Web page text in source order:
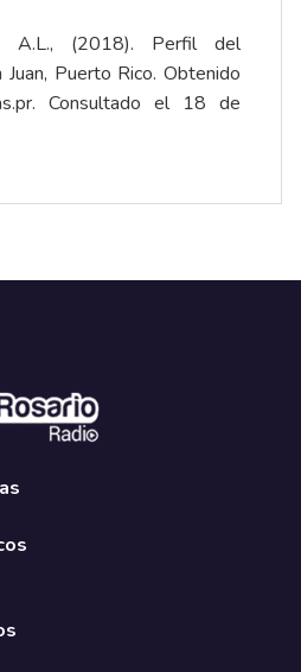
A.L., (2018). Perfil del
Puerto Rico. Obtenido
. Consultado el 18 de